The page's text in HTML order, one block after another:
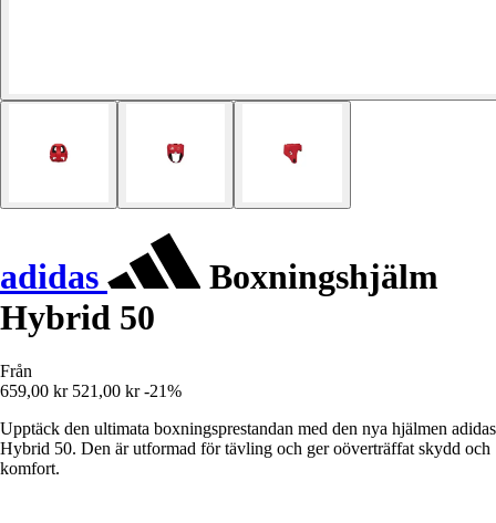
adidas
Boxningshjälm
Hybrid 50
Från
659,00 kr 521,00 kr -21%
Upptäck den ultimata boxningsprestandan med den nya hjälmen adidas
Hybrid 50. Den är utformad för tävling och ger oöverträffat skydd och
komfort.